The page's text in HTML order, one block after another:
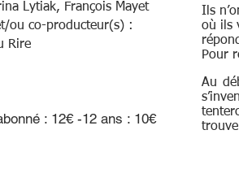
Lytiak, François Mayet
ou co-producteur(s) :
Rire
: 12€-12 ans : 10€
Ils
où ils
Pour
Au